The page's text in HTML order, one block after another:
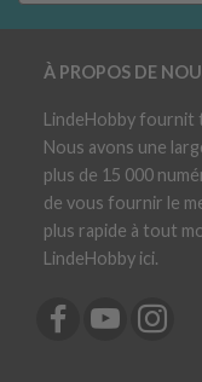
À PROPOS DE
LindeHobby fournit
Nous avons une
plus de 15 000
de vous fournir le
plus rapide à tout
LindeHobby ici.